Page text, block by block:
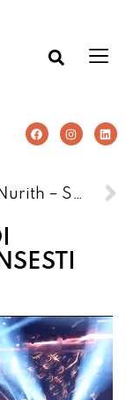
Finestre Nurith – Spot TV